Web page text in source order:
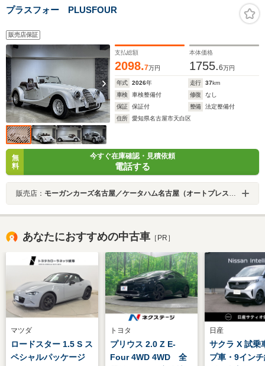
プラスフォー PLUSFOUR
販売店保証
支払総額
2098.7万円
本体価格
1755.6万円
年式 2026年 走行 37km
車検
車検整備付 修復
なし
保証
保証付 整備
法定整備付
住所
愛知県名古屋市天白区
無
料
今すぐ在庫確認・見積依頼
電話する
販売店： モーガンカーズ名古屋／ケータハム名古屋（オートプレステージ名古屋店）
あなたにおすすめの中古車 ［PR］
マツダ
ロードスター 1.5 S ス
ペシャルパッケージ
トヨタ
プリウス 2.0 Z E-
Four 4WD 4WD 全
日産
サクラ X 試乗
プ車・9イン